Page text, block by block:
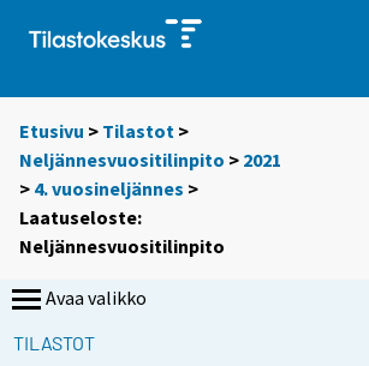
Etusivu > Tilastot >
Neljännesvuositilinpito > 2021
> 4. vuosineljännes >
Laatuseloste:
Neljännesvuositilinpito
Avaa valikko
TILASTOT